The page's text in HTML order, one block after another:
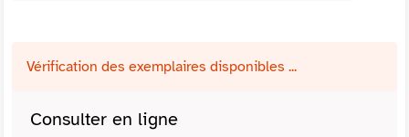
Vérification des exemplaires disponibles ...
Consulter en ligne